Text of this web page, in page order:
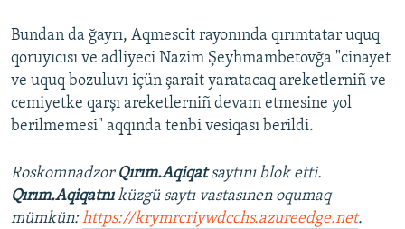
Bundan da ğayrı, Aqmescit rayonında qırımtatar uquq
qoruyıcısı ve adliyeci Nazim Şeyhmambetovğa "cinayet
ve uquq bozuluvı içün şarait yaratacaq areketlerniñ ve
cemiyetke qarşı areketlerniñ devam etmesine yol
berilmemesi" aqqında tenbi vesiqası berildi.
Roskomnadzor Qırım.Aqiqatsaytını blok etti.
Qırım.Aqiqatnıküzgü saytı vastasınen oqumaq
mümkün:https://krymrcriywdcchs.azureedge.net.